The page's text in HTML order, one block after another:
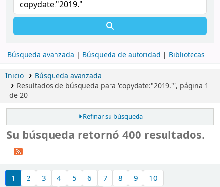
Búsqueda avanzada Búsqueda de autoridad Bibliotecas
Inicio
Búsqueda avanzada
Resultados de búsqueda para 'copydate:"2019."', página 1
de 20
Refinar su búsqueda
Su búsqueda retornó 400 resultados.
1
2 3 4 5 6 7 8 9
10